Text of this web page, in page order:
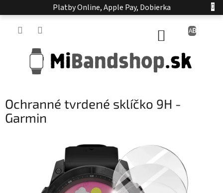
na
Platby Online, Apple Pay, Dobierka
NÁKUPNÝ
Ochranné tvrdené sklíčko 9H -
Garmin